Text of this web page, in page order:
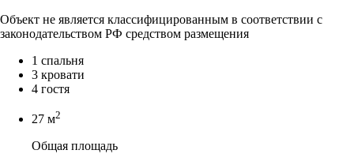
Объект не является классифицированным в соответствии с
законодательством РФ средством размещения
1 спальня
3 кровати
4 гостя
27 м2
Общая площадь